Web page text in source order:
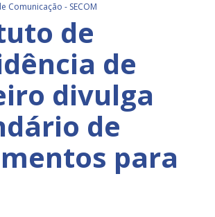
Comunicação - SECOM
de
de
divulga
de
para